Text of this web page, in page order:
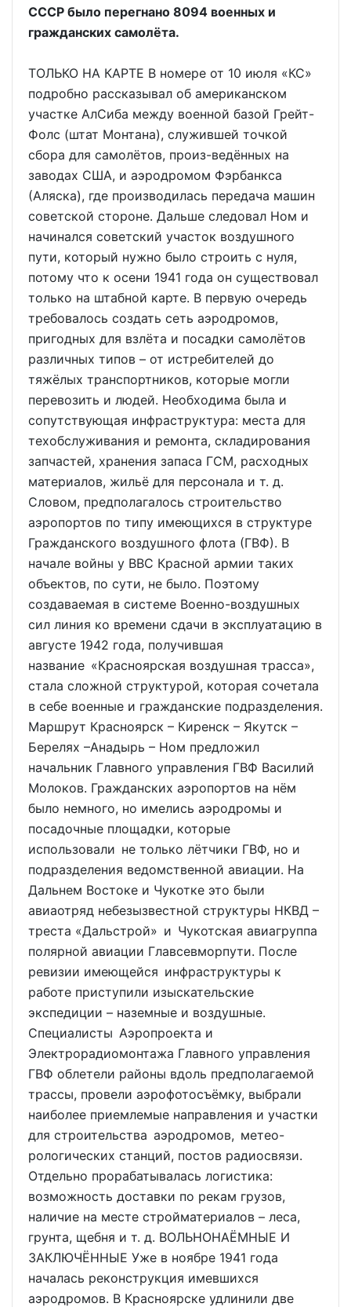
СССР было перегнано 8094 военных и
гражданских самолёта.
ТОЛЬКО НА КАРТЕ В номере от 10 июля «КС»
подробно рассказывал об американском
участке АлСиба между военной базой Грейт-
Фолс (штат Монтана), служившей точкой
сбора для самолётов, произ-ведённых на
заводах США, и аэродромом Фэрбанкса
(Аляска), где производилась передача машин
советской стороне. Дальше следовал Ном и
начинался советский участок воздушного
пути, который нужно было строить с нуля,
потому что к осени 1941 года он существовал
только на штабной карте. В первую очередь
требовалось создать сеть аэродромов,
пригодных для взлёта и посадки самолётов
различных типов – от истребителей до
тяжёлых транспортников, которые могли
перевозить и людей. Необходима была и
сопутствующая инфраструктура: места для
техобслуживания и ремонта, складирования
запчастей, хранения запаса ГСМ, расходных
материалов, жильё для персонала и т. д.
Словом, предполагалось строительство
аэропортов по типу имеющихся в структуре
Гражданского воздушного флота (ГВФ). В
начале войны у ВВС Красной армии таких
объектов, по сути, не было. Поэтому
создаваемая в системе Военно-воздушных
сил линия ко времени сдачи в эксплуатацию в
августе 1942 года, получившая
название «Красноярская воздушная трасса»,
стала сложной структурой, которая сочетала
в себе военные и гражданские подразделения.
Маршрут Красноярск – Киренск – Якутск –
Берелях –Анадырь – Ном предложил
начальник Главного управления ГВФ Василий
Молоков. Гражданских аэропортов на нём
было немного, но имелись аэродромы и
посадочные площадки, которые
использовали не только лётчики ГВФ, но и
подразделения ведомственной авиации. На
Дальнем Востоке и Чукотке это были
авиаотряд небезызвестной структуры НКВД –
треста «Дальстрой» и Чукотская авиагруппа
полярной авиации Главсевморпути. После
ревизии имеющейся инфраструктуры к
работе приступили изыскательские
экспедиции – наземные и воздушные.
Специалисты Аэропроекта и
Электрорадиомонтажа Главного управления
ГВФ облетели районы вдоль предполагаемой
трассы, провели аэрофотосъёмку, выбрали
наиболее приемлемые направления и участки
для строительства аэродромов, метео-
рологических станций, постов радиосвязи.
Отдельно прорабатывалась логистика:
возможность доставки по рекам грузов,
наличие на месте стройматериалов – леса,
грунта, щебня и т. д. ВОЛЬНОНАЁМНЫЕ И
ЗАКЛЮЧЁННЫЕ Уже в ноябре 1941 года
началась реконструкция имевшихся
аэродромов. В Красноярске удлинили две